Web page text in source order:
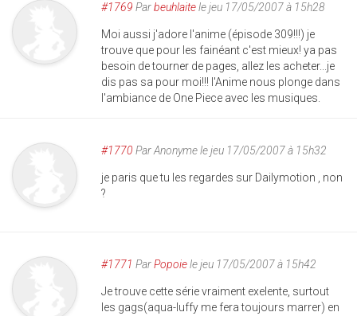
#1769 Parbeuhlaitele jeu 17/05/2007 à 15h28
Moi aussi j'adore l'anime (épisode 309!!!) je
trouve que pour les fainéant c'est mieux! ya pas
besoin de tourner de pages, allez les acheter...je
dis pas sa pour moi!!! l'Anime nous plonge dans
l'ambiance de One Piece avec les musiques.
#1770 ParAnonymele jeu 17/05/2007 à 15h32
je paris que tu les regardes sur Dailymotion , non
?
#1771 ParPopoiele jeu 17/05/2007 à 15h42
Je trouve cette série vraiment exelente, surtout
les gags(aqua-luffy me fera toujours marrer) en